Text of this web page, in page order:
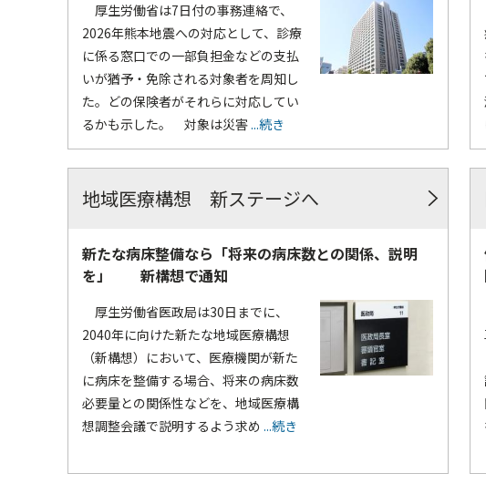
厚生労働省は7日付の事務連絡で、
2026年熊本地震への対応として、診療
に係る窓口での一部負担金などの支払
いが猶予・免除される対象者を周知し
た。どの保険者がそれらに対応してい
るかも示した。 対象は災害...続き
地域医療構想 新ステージへ
新たな病床整備なら「将来の病床数との関係、説明
を」 新構想で通知
厚生労働省医政局は30日までに、
2040年に向けた新たな地域医療構想
（新構想）において、医療機関が新た
に病床を整備する場合、将来の病床数
必要量との関係性などを、地域医療構
想調整会議で説明するよう求め ...続き